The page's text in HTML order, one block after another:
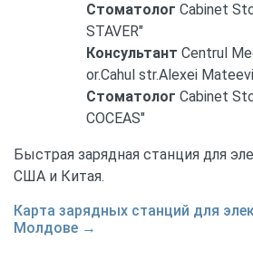
Стоматолог Cabinet
STAVER"
Консультант Centrul
or.Cahul str.Alexei
Стоматолог Cabinet
COCEAS"
Быстрая зарядная станция для
США и Китая.
Карта зарядных станций для
Молдове →